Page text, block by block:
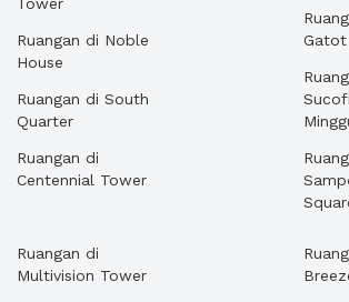
Ruangan di Noble
House
Ruangan di South
Quarter
Ruangan di
Centennial Tower
Ruangan di
Multivision Tower